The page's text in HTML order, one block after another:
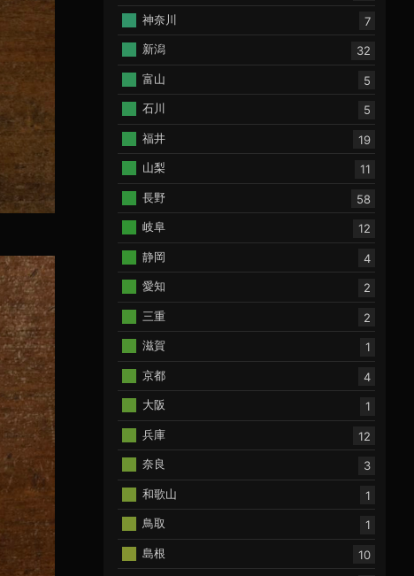
神奈川
7
新潟
32
富山
5
石川
5
福井
19
山梨
11
長野
58
岐阜
12
静岡
4
愛知
2
三重
2
滋賀
1
京都
4
大阪
1
兵庫
12
奈良
3
和歌山
1
鳥取
1
島根
10